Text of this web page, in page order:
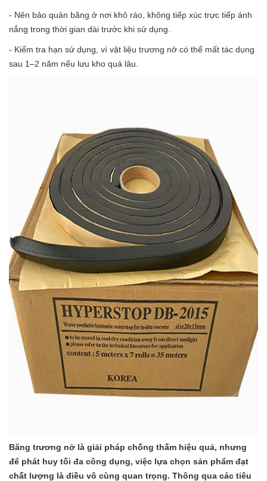
- Nên bảo quản băng ở nơi khô ráo, không tiếp xúc trực tiếp ánh
nắng trong thời gian dài trước khi sử dụng.
- Kiểm tra hạn sử dụng, vì vật liệu trương nở có thể mất tác dụng
sau 1–2 năm nếu lưu kho quá lâu.
Băng trương nở là giải pháp chống thấm hiệu quả, nhưng
để phát huy tối đa công dụng, việc lựa chọn sản phẩm đạt
chất lượng là điều vô cùng quan trọng. Thông qua các tiêu